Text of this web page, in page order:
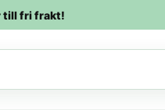
till fri frakt!